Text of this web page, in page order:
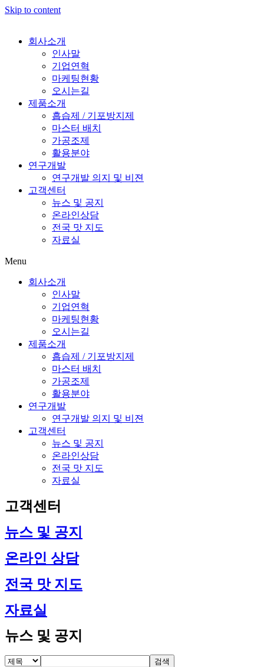
Skip to content
회사소개
인사말
기업연혁
마케팅현황
오시는길
제품소개
흡습제 / 기포방지제
마스터 배치
가공조제
활용분야
연구개발
연구개발 의지 및 비젼
고객센터
뉴스 및 공지
온라인상담
전국 맛 지도
자료실
Menu
회사소개
인사말
기업연혁
마케팅현황
오시는길
제품소개
흡습제 / 기포방지제
마스터 배치
가공조제
활용분야
연구개발
연구개발 의지 및 비젼
고객센터
뉴스 및 공지
온라인상담
전국 맛 지도
자료실
고객센터
뉴스 및 공지
온라인 상담
전국 맛 지도
자료실
뉴스 및 공지
검색